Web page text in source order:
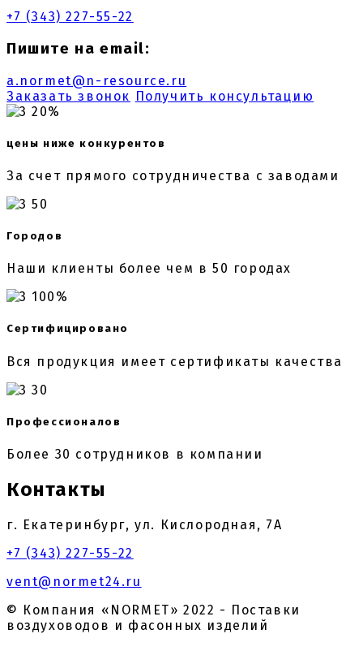
+7 (343) 227-55-22
Пишите на email:
a.normet@n-resource.ru
Заказать звонок Получить консультацию
20%
цены ниже конкурентов
За счет прямого сотрудничества с заводами
50
Городов
Наши клиенты более чем в 50 городах
100%
Сертифицировано
Вся продукция имеет сертификаты качества
30
Профессионалов
Более 30 сотрудников в компании
Контакты
г. Екатеринбург, ул. Кислородная, 7А
+7 (343) 227-55-22
vent@normet24.ru
© Компания «NORMET» 2022 - Поставки
воздуховодов и фасонных изделий